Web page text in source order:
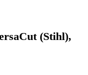
(Stihl),